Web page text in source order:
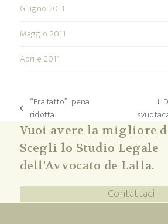
Giugno 2011
Maggio 2011
Aprile 2011
post
precedente:
“Era fatto”: pena
ridotta
successivo:
Il
Vuoi avere la migliore
Scegli lo Studio Legale
dell'Avvocato de Lalla.
Contattaci